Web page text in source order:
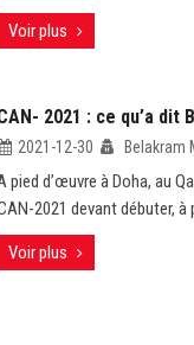
Voir plus
2021 : ce qu’a
2021-12-30 Belakram
pied d’œuvre à Doha, au
2021 devant débuter, à
Voir plus